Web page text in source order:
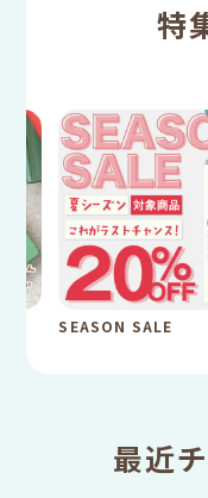
特
SEASON SALE
最近